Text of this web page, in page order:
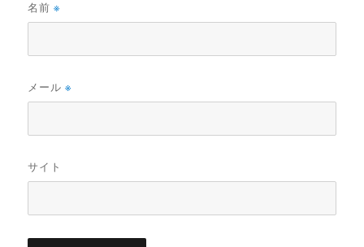
名前※
メール※
サイト